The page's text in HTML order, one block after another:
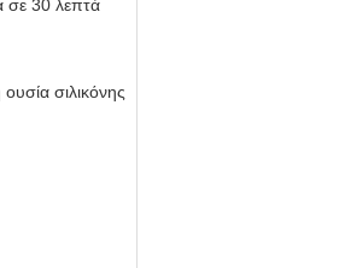
σε 30 λεπτά
σιλικόνης